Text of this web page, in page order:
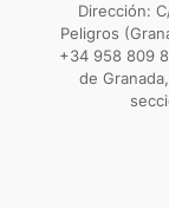
Dirección:
Peligros
+34 958 809
de